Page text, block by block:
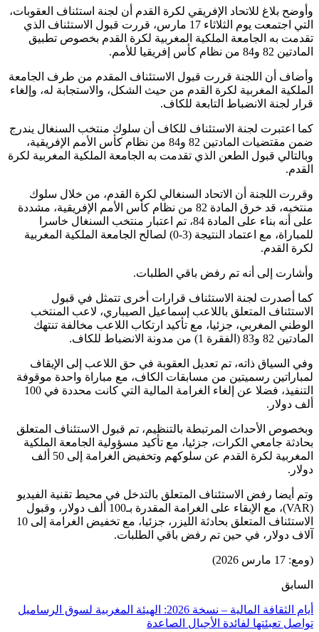
وأوضح بلاغ للاتحاد الإفريقي لكرة القدم أن لجنة استئناف العقوبات،
التي اجتمعت يوم الثلاثاء 17 مارس، قررت قبول الاستئناف الذي
تقدمت به الجامعة الملكية المغربية لكرة القدم بخصوص تطبيق
المادتين 82 و84 من نظام كأس إفريقيا للأمم.
وأضاف أن اللجنة قررت قبول الاستئناف المقدم من طرف الجامعة
الملكية المغربية لكرة القدم من حيث الشكل، والاستجابة له، وإلغاء
قرار لجنة الانضباط التابعة للكاف.
كما اعتبرت لجنة الاستئناف للكاف أن سلوك منتخب السنغال يندرج
ضمن مقتضيات المادتين 82 و84 من نظام كأس الأمم الإفريقية،
وبالتالي قبول الطعن الذي تقدمت به الجامعة الملكية المغربية لكرة
القدم.
وقررت اللجنة أن الاتحاد السنغالي لكرة القدم، من خلال سلوك
منتخبه، قد خرق المادة 82 من نظام كأس الأمم الإفريقية، مشددة
على أنه بناء على المادة 84، تم اعتبار منتخب السنغال خاسرا
للمباراة، مع اعتماد النتيجة (3-0) لصالح الجامعة الملكية المغربية
لكرة القدم.
وأشارت إلى أنه تم رفض باقي الطلبات.
كما أصدرت لجنة الاستئناف قرارات أخرى تتمثل في قبول
الاستئناف المتعلق باللاعب إسماعيل الصيباري، لاعب المنتخب
الوطني المغربي، جزئيا، مع تأكيد ارتكاب اللاعب مخالفة تنتهك
المادتين 82 و83 (الفقرة 1) من مدونة الانضباط للكاف.
وفي السياق ذاته، تم تعديل العقوبة في حق اللاعب إلى الإيقاف
لمباراتين رسميتين من مسابقات الكاف، مع مباراة واحدة موقوفة
التنفيذ، فضلا عن إلغاء الغرامة المالية التي كانت محددة في 100
ألف دولار.
وبخصوص الأحداث المرتبطة بالتنظيم، تم قبول الاستئناف المتعلق
بحادثة جامعي الكرات، جزئيا، مع تأكيد مسؤولية الجامعة الملكية
المغربية لكرة القدم عن سلوكهم وتخفيض الغرامة إلى 50 ألف
دولار.
وتم أيضا رفض الاستئناف المتعلق بالتدخل في محيط تقنية الفيديو
(VAR)، مع الإبقاء على الغرامة المقدرة بـ100 ألف دولار، وقبول
الاستئناف المتعلق بحادثة الليزر، جزئيا، مع تخفيض الغرامة إلى 10
آلاف دولار، في حين تم رفض باقي الطلبات.
(ومع: 17 مارس 2026)
السابق
أيام الثقافة المالية – نسخة 2026: الهيئة المغربية لسوق الرساميل
تواصل تعبئتها لفائدة الأجيال الصاعدة